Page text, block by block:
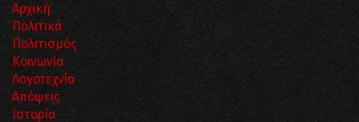
Αρχική
Πολιτικά
Πολιτισμός
Κοινωνία
Λογοτεχνία
Απόψεις
Ιστορία